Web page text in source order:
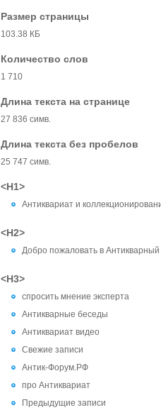
Размер страницы
103.38 КБ
Количество слов
1 710
Длина текста на странице
27 836 симв.
Длина текста без пробелов
25 747 симв.
<H1>
Антиквариат и
<H2>
Добро пожаловать в
<H3>
спросить мнение эксперта
Антикварные беседы
Антиквариат видео
Свежие записи
Антик-Форум.РФ
про Антиквариат
Предыдущие записи